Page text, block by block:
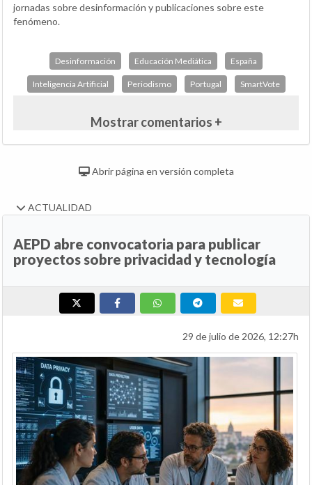
jornadas sobre desinformación y publicaciones sobre este
fenómeno.
Desinformación Educación Mediática España
Inteligencia Artificial Periodismo Portugal SmartVote
Mostrar comentarios +
Abrir página en versión completa
ACTUALIDAD
AEPD abre convocatoria para publicar
proyectos sobre privacidad y tecnología
29 de julio de 2026, 12:27h